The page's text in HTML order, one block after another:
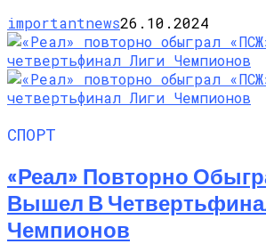
importantnews26.10.2024
СПОРТ
«Реал» Повторно
Вышел В
Чемпионов